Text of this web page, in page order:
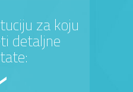
za koju
detaljne